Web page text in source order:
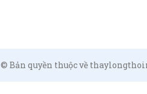
© Bản quyền thuộc về